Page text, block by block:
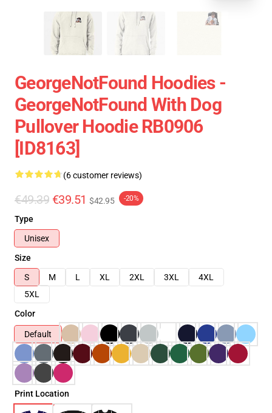
GeorgeNotFound Hoodies -
GeorgeNotFound With Dog
Pullover Hoodie RB0906
[ID8163]
(6 customer reviews)
€49.39 €39.51 $42.95 -20%
Type
Unisex
Size
S
M L XL 2XL 3XL
4XL
5XL
Color
Default
Print Location